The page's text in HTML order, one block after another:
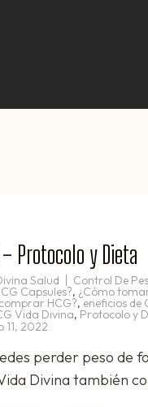
– Protocolo y Dieta
Salud Control De
Capsules?, ¿Cómo
HCG?,eneficios de
Vida Divina, Protocolo y
11, 2022
perder peso de
Divina también